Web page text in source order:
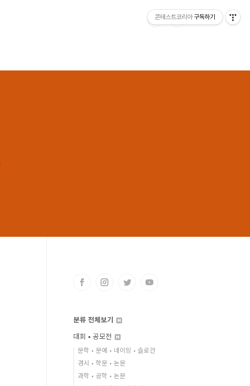
분류 전체보기
대회 • 공모전
문학 • 문예 • 네이밍 • 슬로건
경시 • 학문 • 논문
과학 • 공학 • 논문
콘테스트코리아 구독하기